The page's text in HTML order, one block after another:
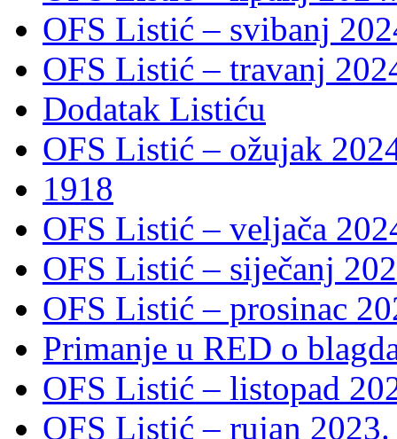
OFS Listić – svibanj
OFS Listić – travanj
Dodatak Listiću
OFS Listić – ožujak
1918
OFS Listić – veljača
OFS Listić – siječanj
OFS Listić – prosinac
Primanje u RED o
OFS Listić – listopad
OFS Listić – rujan 2023.